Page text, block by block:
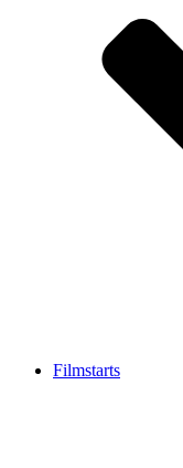
Filmstarts